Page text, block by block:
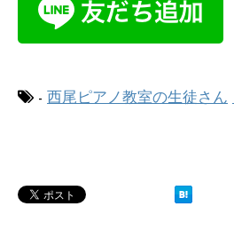
- 西尾ピアノ教室の生徒さん